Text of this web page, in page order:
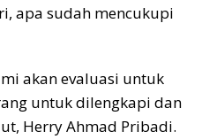
apa sudah mencukupi
akan evaluasi untuk
untuk dilengkapi dan
Herry Ahmad Pribadi.